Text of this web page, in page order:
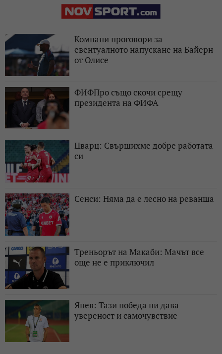
Компани проговори за
евентуалното напускане на Байерн
от Олисе
ФИФПро също скочи срещу
президента на ФИФА
Цварц: Свършихме добре работата
си
Сенси: Няма да е лесно на реванша
Треньорът на Макаби: Мачът все
още не е приключил
Янев: Тази победа ни дава
увереност и самочувствие